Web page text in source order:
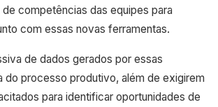
competências das equipes para
com essas novas ferramentas.
de dados gerados por essas
do processo produtivo, além de exigirem
para identificar oportunidades de